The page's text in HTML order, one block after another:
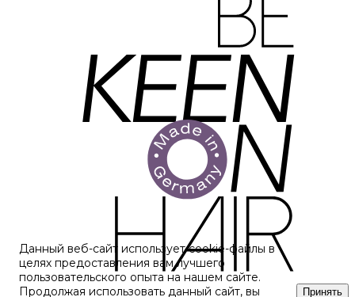
Данный веб-сайт использует cookie-файлы в
целях предоставления вам лучшего
пользовательского опыта на нашем сайте.
Продолжая использовать данный сайт, вы
Принять